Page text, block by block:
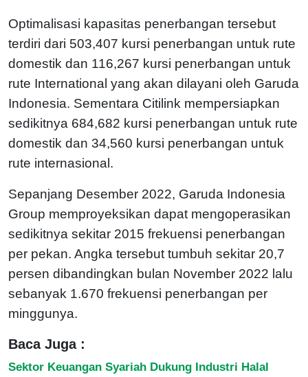
Optimalisasi kapasitas penerbangan tersebut
terdiri dari 503,407 kursi penerbangan untuk rute
domestik dan 116,267 kursi penerbangan untuk
rute International yang akan dilayani oleh Garuda
Indonesia. Sementara Citilink mempersiapkan
sedikitnya 684,682 kursi penerbangan untuk rute
domestik dan 34,560 kursi penerbangan untuk
rute internasional.
Sepanjang Desember 2022, Garuda Indonesia
Group memproyeksikan dapat mengoperasikan
sedikitnya sekitar 2015 frekuensi penerbangan
per pekan. Angka tersebut tumbuh sekitar 20,7
persen dibandingkan bulan November 2022 lalu
sebanyak 1.670 frekuensi penerbangan per
minggunya.
Baca Juga :
Sektor Keuangan Syariah Dukung Industri Halal